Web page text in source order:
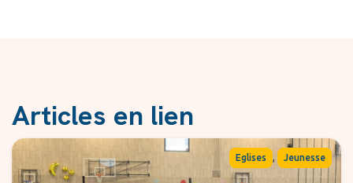
Articles en lien
Eglises , Jeunesse